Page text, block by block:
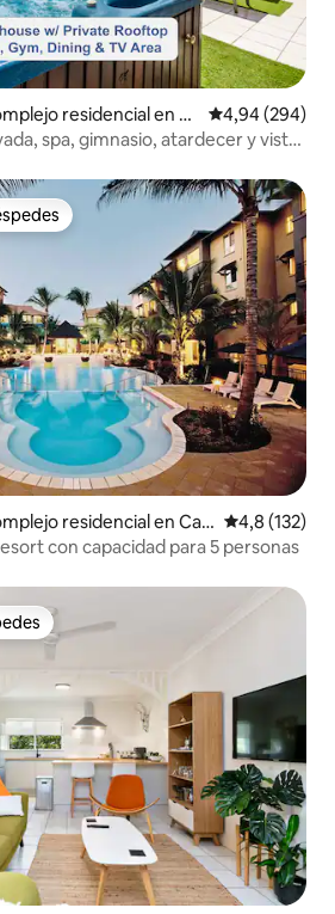
residencial en C
Calificación
4,94 (294)
spa, gimnasio, atardecer y vistas
más destacados
residencial en Cair Calificación
4,8 (132)
con capacidad para 5 personas